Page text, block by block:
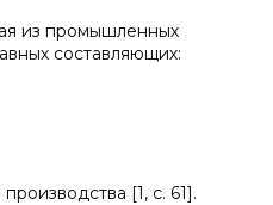
из промышленных
составляющих:
[1, с. 61].